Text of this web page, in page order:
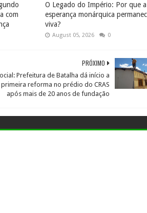
com
O Legado do Império: Por que a
esperança monárquica
viva?
August 05, 2026 0
PRÓXIMO
Prefeitura de Batalha dá início a
primeira reforma no prédio do CRAS
após mais de 20 anos de fundação